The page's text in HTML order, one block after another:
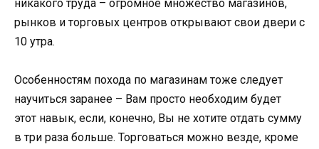
никакого труда – огромное множество магазинов,
рынков и торговых центров открывают свои двери с
10 утра.
Особенностям похода по магазинам тоже следует
научиться заранее – Вам просто необходим будет
этот навык, если, конечно, Вы не хотите отдать сумму
в три раза больше. Торговаться можно везде, кроме